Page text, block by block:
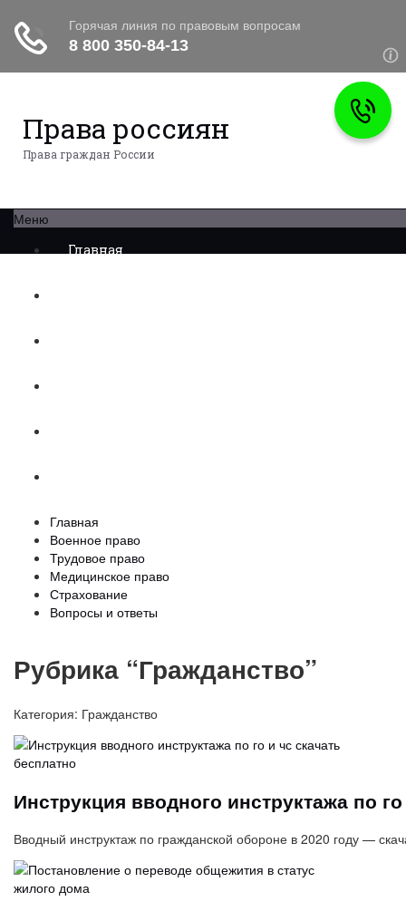
Права россиян
Права граждан России
Меню
Главная
Главная
Военное право
Трудовое право
Медицинское право
Страхование
Вопросы и ответы
Рубрика “Гражданство”
Категория: Гражданство
Инструкция вводного инструктажа по
Вводный инструктаж по гражданской обороне в 2020 году —